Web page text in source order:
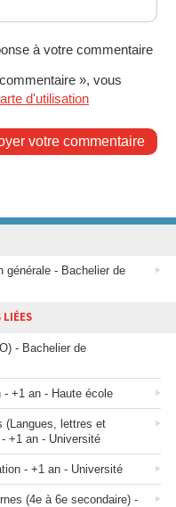
à votre commentaire
», vous
d'utilisation
votre commentaire
générale - Bachelier de
LIÉES
- Bachelier de
+1 an - Haute école
(Langues, lettres et
+1 an - Université
- +1 an - Université
(4e à 6e secondaire) -